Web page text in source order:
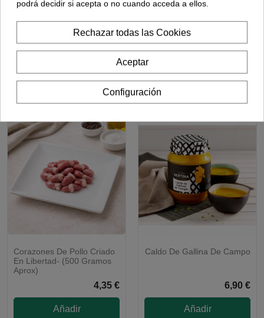
4,30 € 2,15 €
Ver opciones
Los clientes que adquirieron este
producto también compraron:
CRIADO EN LIBERTAD
Corazones De Pollo Criado
En Libertad- (500 Gramos
Aprox)
4,35 €
Añadir
Caldo De Gallina De Campo
6,90 €
Añadir
podrá decidir si acepta o no cuando acceda a ellos.
Rechazar todas las Cookies
Aceptar
Configuración